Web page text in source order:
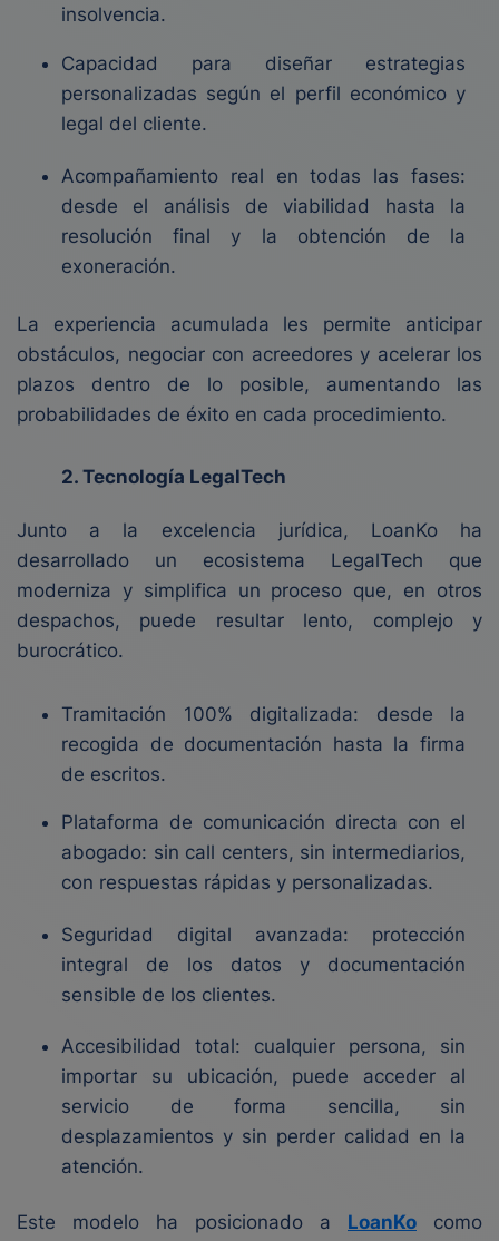
insolvencia.
Capacidad para diseñar estrategias
personalizadas según el perfil económico y
legal del cliente.
Acompañamiento real en todas las fases:
desde el análisis de viabilidad hasta la
resolución final y la obtención de la
exoneración.
La experiencia acumulada les permite anticipar
obstáculos, negociar con acreedores y acelerar los
plazos dentro de lo posible, aumentando las
probabilidades de éxito en cada procedimiento.
2. Tecnología LegalTech
Junto a la excelencia jurídica, LoanKo ha
desarrollado un ecosistema LegalTech que
moderniza y simplifica un proceso que, en otros
despachos, puede resultar lento, complejo y
burocrático.
Tramitación 100% digitalizada: desde la
recogida de documentación hasta la firma
de escritos.
Plataforma de comunicación directa con el
abogado: sin call centers, sin intermediarios,
con respuestas rápidas y personalizadas.
Seguridad digital avanzada: protección
integral de los datos y documentación
sensible de los clientes.
Accesibilidad total: cualquier persona, sin
importar su ubicación, puede acceder al
servicio de forma sencilla, sin
desplazamientos y sin perder calidad en la
atención.
Este modelo ha posicionado a LoanKo como